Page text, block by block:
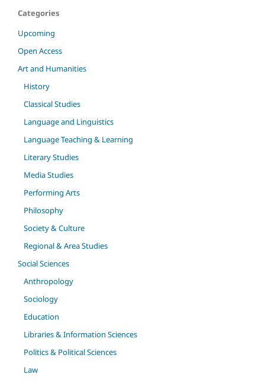
Categories
Upcoming
Open Access
Art and Humanities
History
Classical Studies
Language and Linguistics
Language Teaching & Learning
Literary Studies
Media Studies
Performing Arts
Philosophy
Society & Culture
Regional & Area Studies
Social Sciences
Anthropology
Sociology
Education
Libraries & Information Sciences
Politics & Political Sciences
Law